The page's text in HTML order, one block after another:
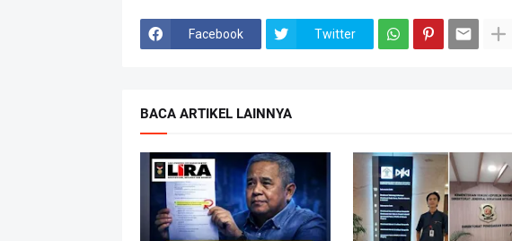
Facebook Twitter
BACA ARTIKEL LAINNYA